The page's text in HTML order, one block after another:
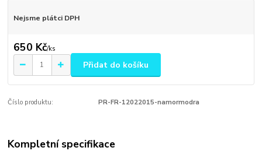
Nejsme plátci DPH
650 Kč/ks
Přidat do košíku
Číslo produktu: PR-FR-12022015-namormodra
Kompletní specifikace